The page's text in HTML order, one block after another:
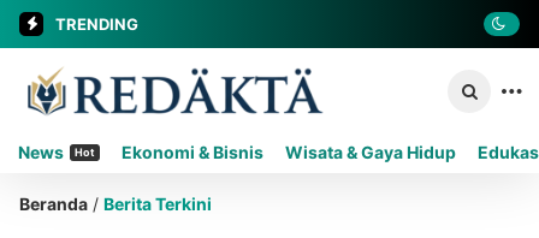
TRENDING
News Hot Ekonomi & Bisnis Wisata & Gaya Hidup
Beranda / Berita Terkini